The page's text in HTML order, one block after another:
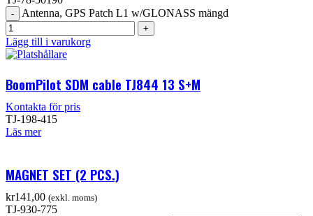
Antenna, GPS Patch L1 w/GLONASS mängd
Lägg till i varukorg
BoomPilot SDM cable TJ844 13 S+M
Kontakta för pris
TJ-198-415
Läs mer
MAGNET SET (2 PCS.)
kr141,00 (exkl. moms)
TJ-930-775